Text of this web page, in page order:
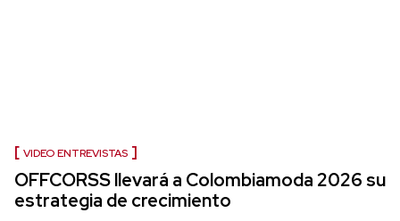
VIDEO ENTREVISTAS
OFFCORSS llevará a Colombiamoda 2026 su
estrategia de crecimiento